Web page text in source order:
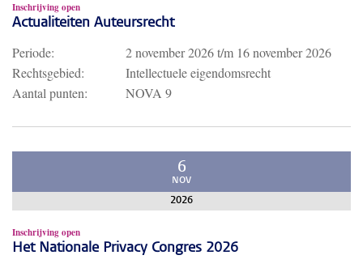
Inschrijving open
Actualiteiten Auteursrecht
Periode: 2 november 2026t/m 16 november 2026
Rechtsgebied:
Intellectuele eigendomsrecht
Aantal punten:
NOVA 9
6
NOV
2026
Inschrijving open
Het Nationale Privacy Congres 2026